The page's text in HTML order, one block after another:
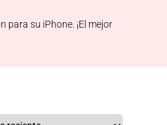
su iPhone. ¡El mejor